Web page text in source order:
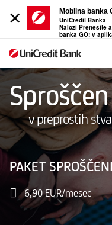
×
Mobilna banka
UniCredit Banka
Naloži Prenesite
banka GO! v
Sproščeni
paket
Sproščen
v preprostih
Osnovni
račun,
ki
vključuje
najpomembnejše
storitve
PAKET SPROŠČENI
6,90 EUR/mesec